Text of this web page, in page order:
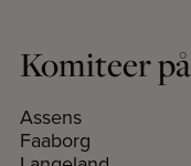
Komiteer
Assens
Faaborg